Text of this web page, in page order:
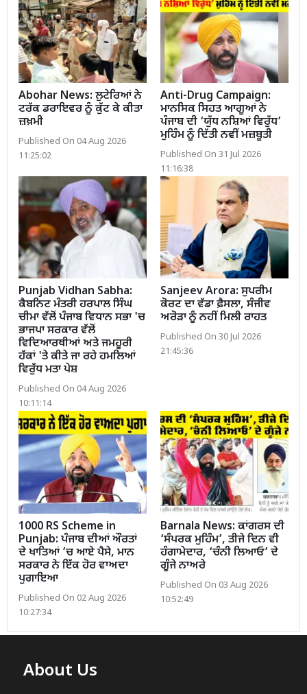
Abohar News: ਲੁਟੇਰਿਆਂ ਨੇ
ਟਰੱਕ ਡਰਾਇਵਰ ਨੂੰ ਕੁੱਟ ਕੇ ਕੀਤਾ
ਜ਼ਖ਼ਮੀ
Published On 04 Aug 2026
11:25:02
Anti-Drug Campaign:
ਮਾਨਸਿਕ ਸਿਹਤ ਆਗੂਆਂ ਨੇ
ਪੰਜਾਬ ਦੀ ‘ਯੁੱਧ ਨਸ਼ਿਆਂ ਵਿਰੁੱਧ’
ਮੁਹਿੰਮ ਨੂੰ ਦਿੱਤੀ ਨਵੀਂ ਮਜ਼ਬੂਤੀ
Published On 31 Jul 2026
11:16:38
Punjab Vidhan Sabha:
ਕੈਬਨਿਟ ਮੰਤਰੀ ਹਰਪਾਲ ਸਿੰਘ
ਚੀਮਾ ਵੱਲੋਂ ਪੰਜਾਬ ਵਿਧਾਨ ਸਭਾ 'ਚ
ਭਾਜਪਾ ਸਰਕਾਰ ਵੱਲੋਂ
ਵਿਦਿਆਰਥੀਆਂ ਅਤੇ ਜਮਹੂਰੀ
ਹੱਕਾਂ 'ਤੇ ਕੀਤੇ ਜਾ ਰਹੇ ਹਮਲਿਆਂ
ਵਿਰੁੱਧ ਮਤਾ ਪੇਸ਼
Published On 04 Aug 2026
10:11:14
Sanjeev Arora: ਸੁਪਰੀਮ
ਕੋਰਟ ਦਾ ਵੱਡਾ ਫ਼ੈਸਲਾ, ਸੰਜੀਵ
ਅਰੋੜਾ ਨੂੰ ਨਹੀਂ ਮਿਲੀ ਰਾਹਤ
Published On 30 Jul 2026
21:45:36
1000 RS Scheme in
Punjab: ਪੰਜਾਬ ਦੀਆਂ ਔਰਤਾਂ
ਦੇ ਖਾਤਿਆਂ ’ਚ ਆਏ ਪੈਸੇ, ਮਾਨ
ਸਰਕਾਰ ਨੇ ਇੱਕ ਹੋਰ ਵਾਅਦਾ
ਪੁਗਾਇਆ
Published On 02 Aug 2026
10:27:34
Barnala News: ਕਾਂਗਰਸ ਦੀ
‘ਸੰਪਰਕ ਮੁਹਿੰਮ’, ਤੀਜੇ ਦਿਨ ਵੀ
ਹੰਗਾਮੇਦਾਰ, ‘ਚੰਨੀ ਲਿਆਓ’ ਦੇ
ਗੂੰਜੇ ਨਾਅਰੇ
Published On 03 Aug 2026
10:52:49
About Us